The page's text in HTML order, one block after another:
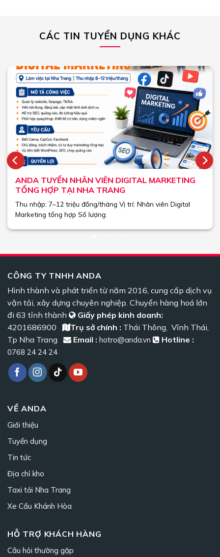
CÁC TIN TUYỂN DỤNG KHÁC
ANDA TUYỂN NHÂN VIÊN DIGITAL MARKETING
TỔNG HỢP TẠI NHA TRANG
Thu nhập: 7–12 triệu đồng/tháng Vị trí: Nhân viên Digital
Marketing tổng hợp Số lượng:
CÔNG TY TNHH ANDA
Hình thành và phát triển từ năm 2016, cung cấp dịch vụ
vận tải, xây dựng chuyên nghiệp. Chuyển hàng hoá lớn
đi 63 tỉnh thành
Giấy phép kinh doanh:
4201686900
Trụ sở chính : Thái Thông, Vĩnh Thái,
Tp Nha Trang
Email : hotro@anda.vn Hotline :
0768 24 24 24
VỀ ANDA
Giới thiệu
Tuyển dụng
Tin tức
Địa chỉ kho
Taxi tải Nha Trang
Xe Cẩu Khánh Hòa
HỖ TRỢ KHÁCH HÀNG
Câu hỏi thường gặp